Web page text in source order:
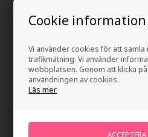
Cookie information
Vi använder cookies för att
trafikmätning. Vi använder
webbplatsen. Genom att klicka
användningen av cookies.
Läs mer